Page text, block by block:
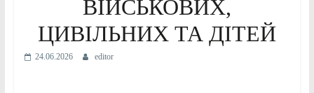
ВІЙСЬКОВИХ,
ЦИВІЛЬНИХ ТА ДІТЕЙ
24.06.2026 editor